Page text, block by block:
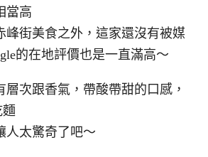
當高
峰街美食之外，這家還沒有被媒
的在地評價也是一直滿高～
次跟香氣，帶酸帶甜的口感，
人太驚奇了吧～